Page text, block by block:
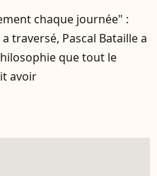
chaque journée" :
traversé, Pascal Bataille a
que tout le
avoir